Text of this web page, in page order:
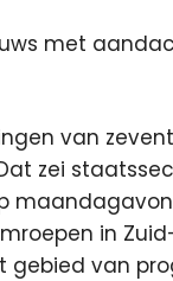
met
van
zei
in
gebied van